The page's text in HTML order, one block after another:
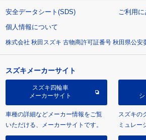
安全データシート(SDS)
ご利用
個人情報について
株式会社 秋田スズキ 古物商許可証番号 秋田県公
スズキメーカーサイト
スズキ四輪車
メーカーサイト
車種の詳細などメーカー情報をご覧
いただける、メーカーサイトです。
スズキの
ミュレー